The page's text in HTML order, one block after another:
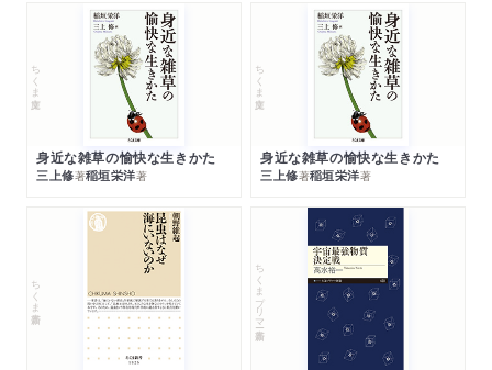
ちくま文庫
身近な雑草の愉快な生きかた
三上修著稲垣栄洋著
ちくま文庫
身近な雑草の愉快な生きかた
三上修著稲垣栄洋著
ちくま新書 ちくまプリマー新書